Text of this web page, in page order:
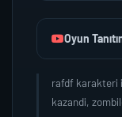
Oyun
rafdf karakteri
kazandi,